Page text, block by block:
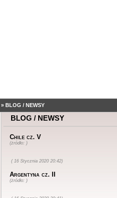
» BLOG / NEWSY
BLOG / NEWSY
Chile cz. V
(żródło: )
( 16 Stycznia 2020 20:42)
Argentyna cz. II
(żródło: )